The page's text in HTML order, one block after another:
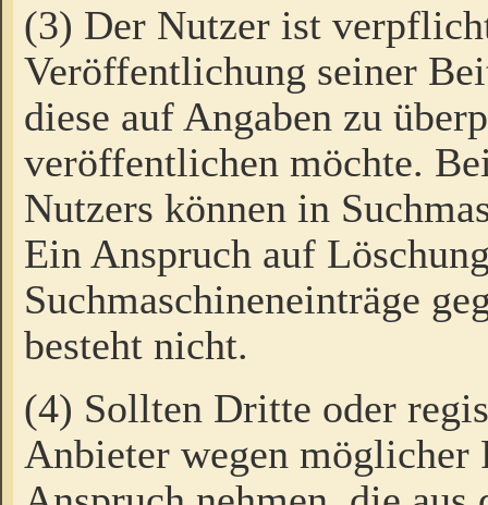
(3) Der Nutzer ist
Veröffentlichung seiner
diese auf Angaben zu
veröffentlichen möchte.
Nutzers können in
Ein Anspruch auf
Suchmaschineneinträge
besteht nicht.
(4) Sollten Dritte oder
Anbieter wegen möglicher